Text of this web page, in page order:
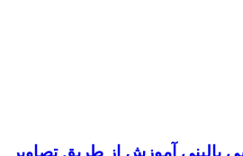
بالینی آموزش از طریق تصاویر